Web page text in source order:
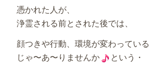
憑かれた人が、
浄霊される前とされた後では、
顔つきや行動、環境が変わっている
じゃ〜あ〜りませんか
という・